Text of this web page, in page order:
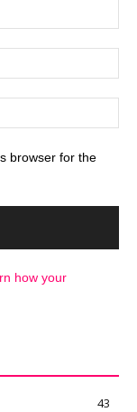
browser for the
how your
43